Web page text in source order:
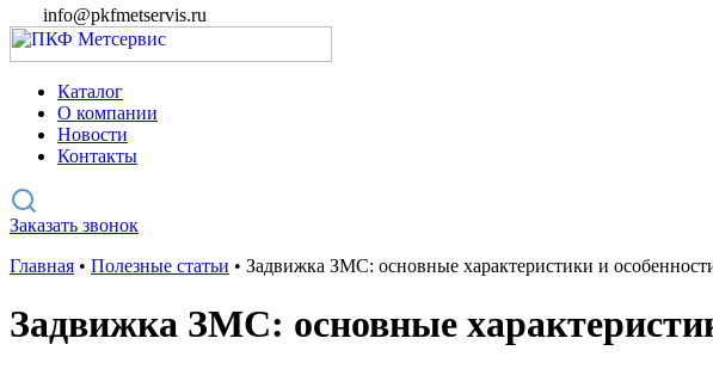
info@pkfmetservis.ru
Каталог
О компании
Новости
Контакты
Заказать звонок
Главная • Полезные статьи • Задвижка ЗМС: основные характеристики и
Задвижка ЗМС: основные